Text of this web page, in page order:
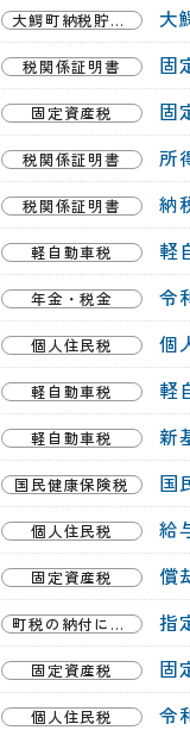
大鰐町納税貯蓄組合連合会
大
税関係証明書
固
固定資産税
固
税関係証明書
所
税関係証明書
納
軽自動車税
軽
年金・税金
令
個人住民税
個
軽自動車税
軽
軽自動車税
新
国民健康保険税
国
個人住民税
給
固定資産税
償
町税の納付について
指
固定資産税
固
個人住民税
令